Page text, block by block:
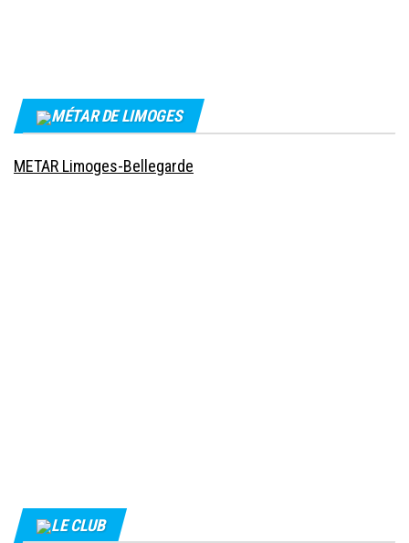
MÉTAR DE LIMOGES
METAR Limoges-Bellegarde
LE CLUB